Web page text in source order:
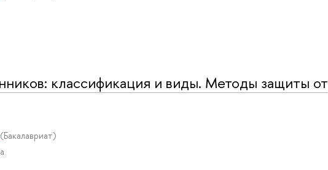
классификация и виды. Методы защиты от
(Бакалавриат)